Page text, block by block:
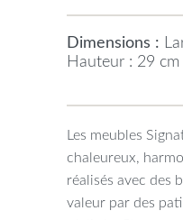
Dimensions :
Hauteur : 29
Les meubles
chaleureux,
réalisés avec des
valeur par des